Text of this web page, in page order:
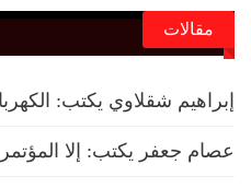
مقالات
إبراهيم شقلاوي يكتب:
عصام جعفر يكتب: إلا